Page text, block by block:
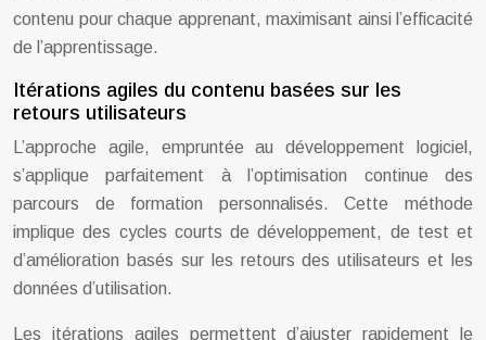
contenu pour chaque apprenant, maximisant ainsi l’efficacité
de l’apprentissage.
Itérations agiles du contenu basées sur les
retours utilisateurs
L’approche agile, empruntée au développement logiciel,
s’applique parfaitement à l’optimisation continue des
parcours de formation personnalisés. Cette méthode
implique des cycles courts de développement, de test et
d’amélioration basés sur les retours des utilisateurs et les
données d’utilisation.
Les itérations agiles permettent d’ajuster rapidement le